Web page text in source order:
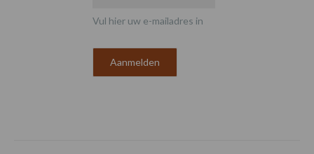
Vul hier uw e-mailadres in